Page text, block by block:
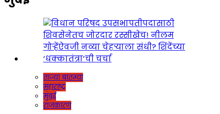
ताज्या बातम्या
महाराष्ट्र
मुंबई
राजकारण